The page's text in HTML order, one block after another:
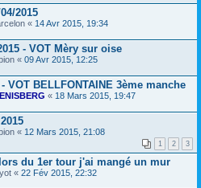
2015
« 14 Avr 2015, 19:34
- VOT Mèry sur oise
« 09 Avr 2015, 12:25
VOT BELLFONTAINE 3ème manche
« 18 Mars 2015, 19:47
« 12 Mars 2015, 21:08
1 2 3
du 1er tour j'ai mangé un mur
« 22 Fév 2015, 22:32